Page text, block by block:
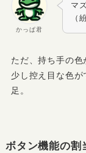
かっぱ君
マ
（
ただ、持ち手の
少し控え目な色
足。
ボタン機能の割